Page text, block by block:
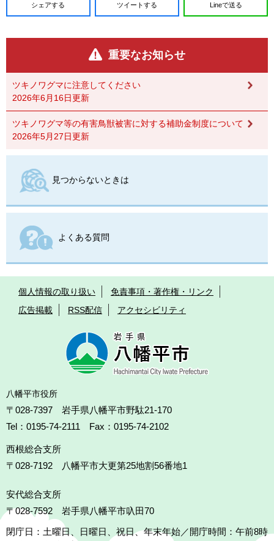
シェアする ツイートする Lineで送る
重要なお知らせ
ツキノワグマに注意してください
2026年6月16日更新
ツキノワグマ等の有害鳥獣被害に対する補助金制度について
2026年5月27日更新
見つからないときは
よくある質問
個人情報の取り扱い
免責事項・著作権・リンク
広告掲載
RSS配信 アクセシビリティ
八幡平市役所
〒028-7397 岩手県八幡平市野駄21-170
Tel：0195-74-2111 Fax：0195-74-2102
西根総合支所
〒028-7192
八幡平市大更第25地割56番地1
安代総合支所
〒028-7592
岩手県八幡平市叺田70
閉庁日：土曜日、日曜日、祝日、年末年始／開庁時間：午前8時